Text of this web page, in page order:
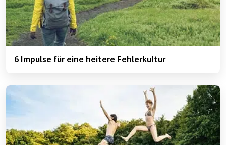
6 Impulse für eine heitere Fehlerkultur